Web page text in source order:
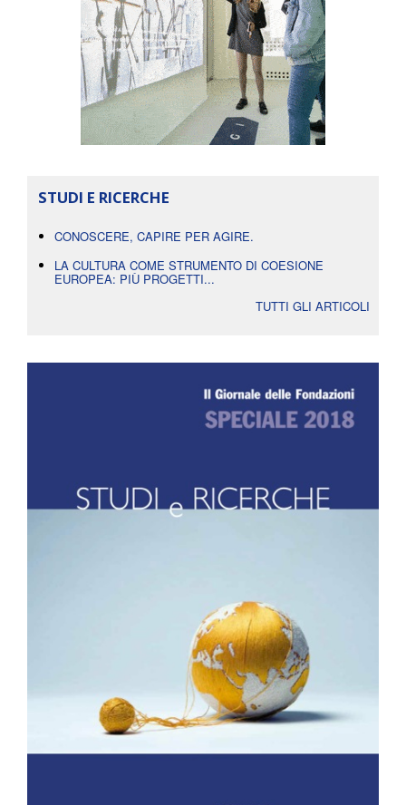
STUDI E RICERCHE
CONOSCERE, CAPIRE PER AGIRE.
LA CULTURA COME STRUMENTO DI COESIONE
EUROPEA: PIÙ PROGETTI...
TUTTI GLI ARTICOLI